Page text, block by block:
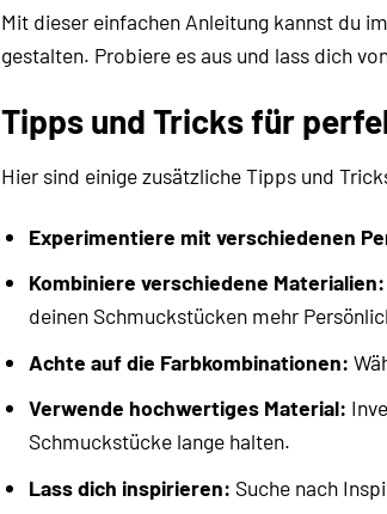
Mit dieser einfachen Anleitung kannst du
gestalten. Probiere es aus und lass dich
Tipps und Tricks für
Hier sind einige zusätzliche Tipps und
Experimentiere mit verschiedenen
Kombiniere verschiedene Materialien:
deinen Schmuckstücken mehr
Achte auf die Farbkombinationen:
Verwende hochwertiges Material:
Schmuckstücke lange halten.
Lass dich inspirieren: Suche nach